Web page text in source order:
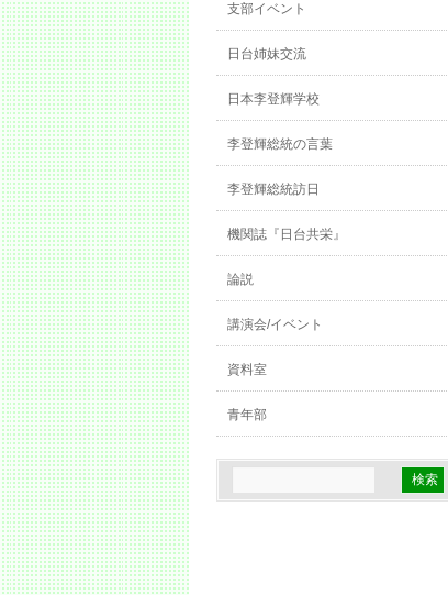
支部イベント
日台姉妹交流
日本李登輝学校
李登輝総統の言葉
李登輝総統訪日
機関誌『日台共栄』
論説
講演会/イベント
資料室
青年部